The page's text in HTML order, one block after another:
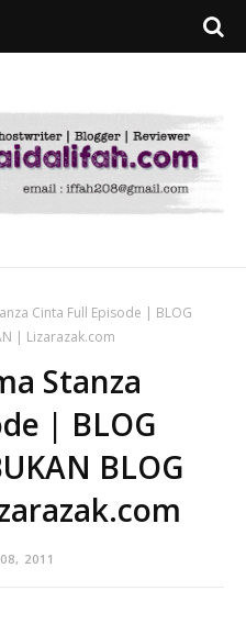
Cinta Full Episode | BLOG
| Lizarazak.com
Stanza
| BLOG
BLOG
2011